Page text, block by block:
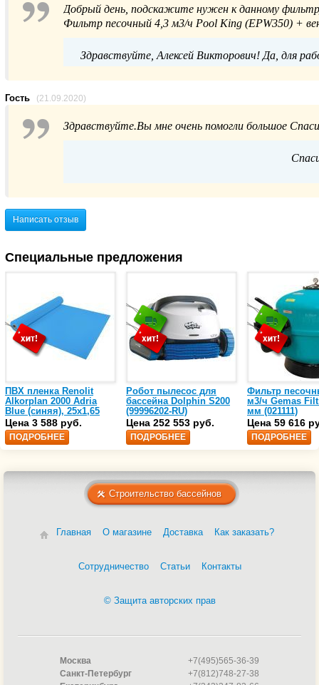
Добрый день, подскажите нужен к данному
Фильтр песочный 4,3 м3/ч Pool King (EPW350) +
Здравствуйте, Алексей Викторович! Да, для
Гость (21.09.2020)
Здравствуйте.Вы мне очень помогли большое
Написать отзыв
Специальные предложения
ПВХ пленка Renolit
Alkorplan 2000 Adria
Blue (синяя), 25х1,65
(35216203)
Цена 3 588 руб.
ПОДРОБНЕЕ
Робот пылесос для
бассейна Dolphin S200
(99996202-RU)
Цена 252 553 руб.
ПОДРОБНЕЕ
Фильтр
м3/ч Gemas
мм (021111)
Цена 59 616
ПОДРОБНЕЕ
Строительство бассейнов
Главная О магазине Доставка Как заказать?
Сотрудничество Статьи Контакты
© Защита авторских прав
Москва
+7(495)565-36-39
Санкт-Петербург
+7(812)748-27-38